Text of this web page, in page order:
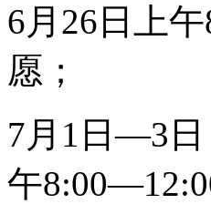
6月26日上
愿；
7月1日—3
午